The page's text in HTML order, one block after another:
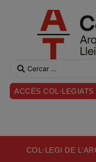
ACCÉS COL·LEGIATS
COL·LEGI DE